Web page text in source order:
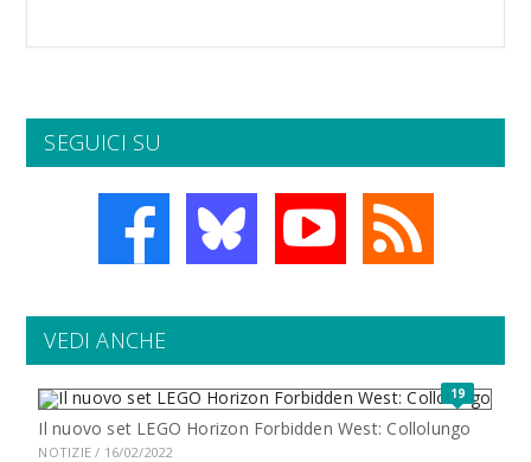
SEGUICI SU
VEDI ANCHE
19
Il nuovo set LEGO Horizon Forbidden West: Collolungo
NOTIZIE / 16/02/2022